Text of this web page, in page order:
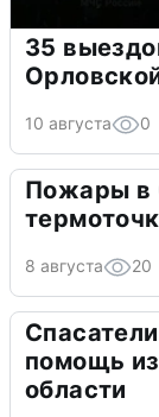
35
10 августа 0
Пожары в
8 августа 20
помощь
области